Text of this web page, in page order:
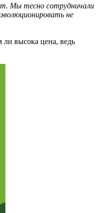
Мы тесно сотрудничали
не
ли высока цена, ведь